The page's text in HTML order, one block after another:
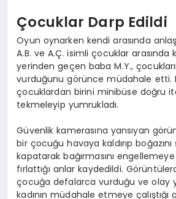
Çocuklar Darp Edildi
Oyun oynarken kendi arasında
A.B. ve A.Ç. isimli çocuklar arasında
yerinden geçen baba M.Y.,
vurduğunu görünce müdahale etti.
çocuklardan birini minibüse doğru
tekmeleyip yumrukladı.
Güvenlik kamerasına yansıyan
bir çocuğu havaya kaldırıp boğazını
kapatarak bağırmasını engellemeye
fırlattığı anlar kaydedildi.
çocuğa defalarca vurduğu ve olay
kadının müdahale etmeye çalıştığı